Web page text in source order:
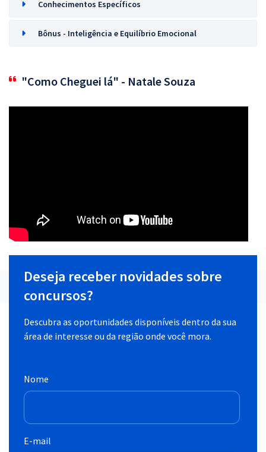
Conhecimentos Específicos
Bônus - Inteligência e Equilíbrio Emocional
"Como Cheguei lá" - Natale Souza
Deseja receber novidades sobre
concursos?
Descubra as oportunidades disponíveis dentro da sua
área de interesse ou da região onde você mora.
Nome
E-mail